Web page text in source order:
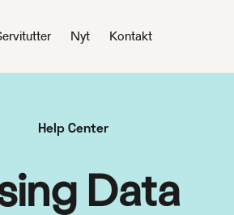
Nyt Kontakt
Help Center
Data